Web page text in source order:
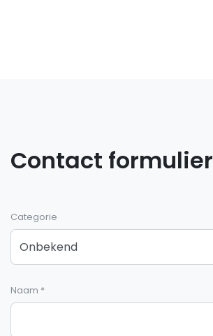
Contact formulier
Categorie
Onbekend
Naam *